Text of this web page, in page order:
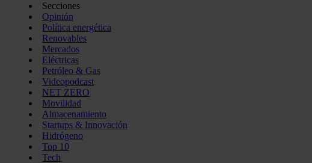
Secciones
Opinión
Política energética
Renovables
Mercados
Eléctricas
Petróleo & Gas
Videopodcast
NET ZERO
Movilidad
Almacenamiento
Startups & Innovación
Hidrógeno
Top 10
Tech